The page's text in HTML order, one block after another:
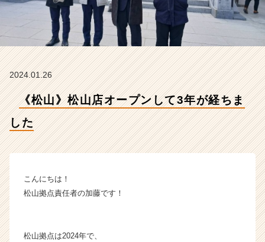
エ
ン
タ
ル
ム
ラ
ャ
2024.01.26
《松山》松山店オープンして3年が経ちま
した
こんにちは！
松山拠点責任者の加藤です！
松山拠点は2024年で、